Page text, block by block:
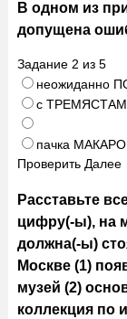
В одном из
допущена
Задание 2 из 5
неожиданно
с
пачка
Проверить Далее
Расставьте
цифру(-ы), на
должна(-ы)
Москве (1)
музей (2)
коллекция по